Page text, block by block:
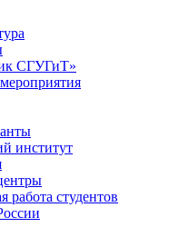
СГУГиТ»
институт
работа студентов